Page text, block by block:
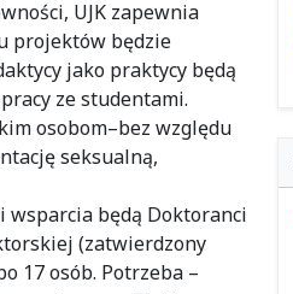
UJK zapewnia
projektów będzie
jako praktycy będą
ze studentami.
osobom–bez względu
seksualną,
wsparcia będą Doktoranci
(zatwierdzony
17 osób. Potrzeba –